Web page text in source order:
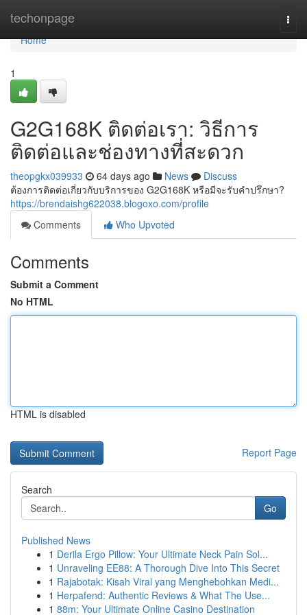
techonpage
Home
Home
1
G2G168K ติดต่อเรา: วิธีการ
ติดต่อและช่องทางที่สะดวก
theopgkx039933 64 days ago News
Discuss
ต้องการติดต่อเกี่ยวกับบริการของ G2G168K หรือมีจะรับคำปรึกษา?
https://brendaishg622038.blogoxo.com/profile
Comments
Who Upvoted
Comments
Submit a Comment
No HTML
HTML is disabled
Report Page
Search
Go
Published News
1 Derila Ergo Pillow: Your Ultimate Neck Pain Sol...
1 Unraveling EE88: A Thorough Dive Into This Secret
1 Rajabotak: Kisah Viral yang Menghebohkan Medi...
1 Herpafend: Authentic Reviews & What The Use...
1 88m: Your Ultimate Online Casino Destination